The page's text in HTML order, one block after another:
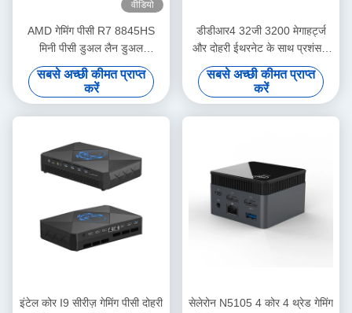
वीडियो
AMD गेमिंग पीसी R7 8845HS
मिनी पीसी डुअल लैन डुअल
डीडीआर5 और यूएसबी 40
सबसे अच्छी कीमत प्राप्त
करें
डीडीआर4 32जी 3200 मेगाहर्ट्ज
और दोहरी ईथरनेट के साथ प्रशंसक
रहित Ryzen R7 5800H गेमिंग
मिनी पीसी
सबसे अच्छी कीमत प्राप्त
करें
इंटेल कोर I9 सीरीज़ गेमिंग पीसी दोहरी
सेलेरोन N5105 4 कोर 4 थ्रेड गेमिंग